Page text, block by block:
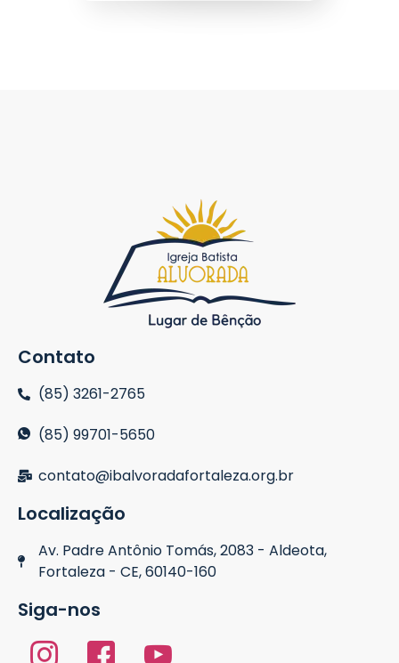
Contato
(85) 3261-2765
(85) 99701-5650
contato@ibalvoradafortaleza.org.br
Localização
Av. Padre Antônio Tomás, 2083 - Aldeota,
Fortaleza - CE, 60140-160
Siga-nos